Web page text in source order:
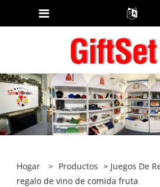
Hogar > Productos > Juegos De
regalo de vino de comida fruta